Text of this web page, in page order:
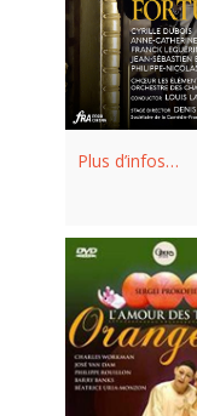
Plus d’infos…